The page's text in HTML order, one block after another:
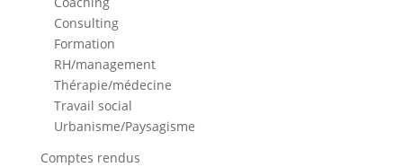
Consulting
Formation
RH/management
Thérapie/médecine
Travail social
Urbanisme/Paysagisme
Comptes rendus